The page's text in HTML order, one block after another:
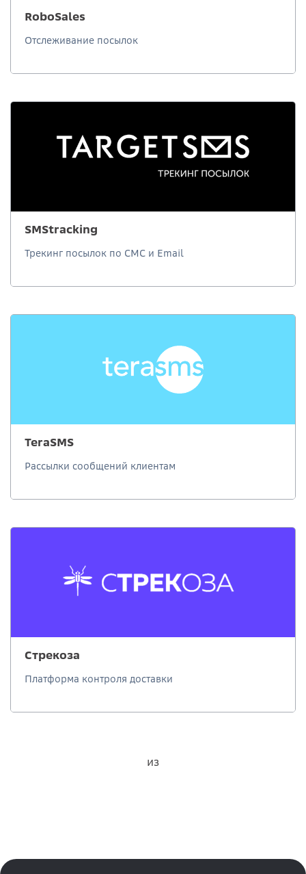
RoboSales
Отслеживание посылок
SMStracking
Трекинг посылок по СМС и Email
TeraSMS
Рассылки сообщений клиентам
Стрекоза
Платформа контроля доставки
из